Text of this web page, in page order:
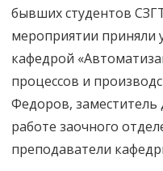
бывших студентов
мероприятии приняли
кафедрой
процессов и
Федоров, заместитель
работе заочного
преподаватели